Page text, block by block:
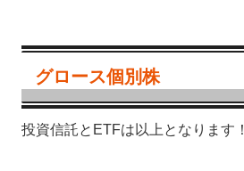
グロース個別株
投資信託とETFは以上となります！